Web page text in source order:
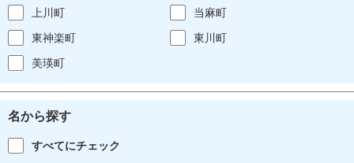
上川町
当麻町
東神楽町
東川町
美瑛町
名から探す
すべてにチェック